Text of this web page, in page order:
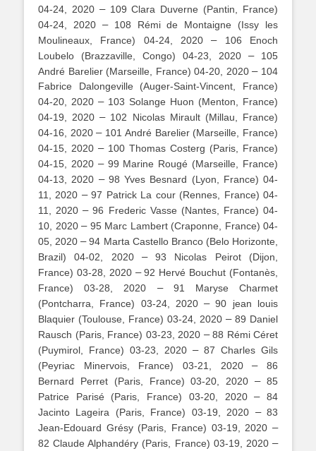
04-24, 2020– 109 Clara Duverne (Pantin, France)
04-24, 2020– 108 Rémi de Montaigne (Issy les
Moulineaux, France) 04-24, 2020 –
106 Enoch
Loubelo (Brazzaville, Congo) 04-23, 2020 – 105
André Barelier (Marseille, France) 04-20, 2020– 104
Fabrice Dalongeville (Auger-Saint-Vincent, France)
04-20, 2020 – 103 Solange Huon (Menton, France)
04-19, 2020 – 102 Nicolas Mirault (Millau, France)
04-16, 2020– 101 André Barelier (Marseille, France)
04-15, 2020 – 100 Thomas Costerg (Paris, France)
04-15, 2020– 99 Marine Rougé (Marseille, France)
04-13, 2020 – 98 Yves Besnard (Lyon, France) 04-
11, 2020 –97 Patrick La cour (Rennes, France) 04-
11, 2020 –96 Frederic Vasse (Nantes, France) 04-
10, 2020– 95 Marc Lambert (Craponne, France) 04-
05, 2020 –94 Marta Castello Branco (Belo Horizonte,
Brazil) 04-02, 2020–93 Nicolas Peirot (Dijon,
France) 03-28, 2020–92 Hervé Bouchut (Fontanès,
France) 03-28, 2020 – 91 Maryse Charmet
(Pontcharra, France) 03-24, 2020–90 jean louis
Blaquier (Toulouse, France) 03-24, 2020 – 89 Daniel
Rausch (Paris, France) 03-23, 2020 –88 Rémi Céret
(Puymirol, France) 03-23, 2020 – 87 Charles Gils
(Peyriac Minervois, France) 03-21, 2020–86
Bernard Perret (Paris, France) 03-20, 2020 –85
Patrice Parisé (Paris, France) 03-20, 2020–84
Jacinto Lageira (Paris, France) 03-19, 2020 –83
Jean-Edouard Grésy (Paris, France) 03-19, 2020 –
82 Claude Alphandéry (Paris, France) 03-19, 2020–